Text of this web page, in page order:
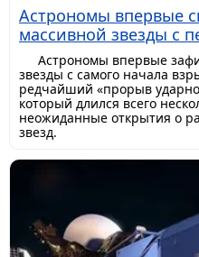
Астрономы впервые
массивной звезды с
Астрономы впервые
звезды с самого начала
редчайший «прорыв
который длился всего
неожиданные открытия о
звезд.